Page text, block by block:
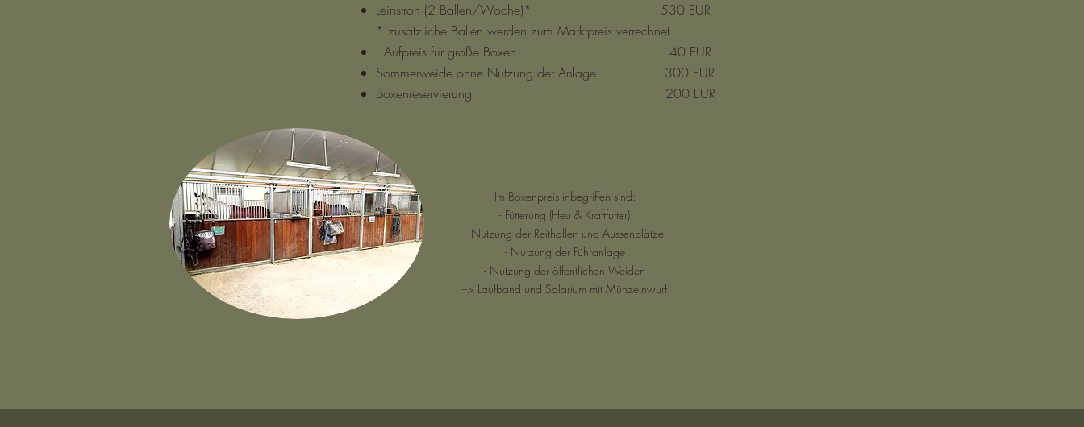
Leinstroh (2 Ballen/Woche)* 530 EUR
* zusätzliche Ballen werden zum Marktpreis verrechnet
Aufpreis für große Boxen 40 EUR
Sommerweide ohne Nutzung der Anlage 300 EUR
Boxenreservierung 200 EUR
Im Boxenpreis inbegriffen sind:
- Fütterung (Heu & Kraftfutter)
- Nutzung der Reithallen und Aussenplätze
- Nutzung der Führanlage
- Nutzung der öffentlichen Weiden
--> Laufband und Solarium mit Münzeinwurf